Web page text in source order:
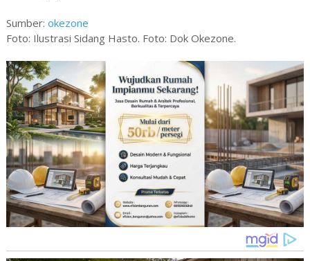
Sumber: okezone
Foto: Ilustrasi Sidang Hasto. Foto: Dok Okezone.